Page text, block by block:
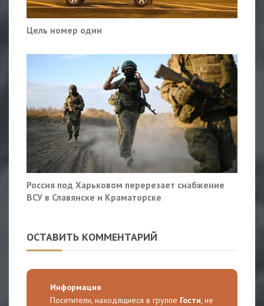
Цель номер один
Россия под Харьковом перерезает снабжение
ВСУ в Славянске и Краматорске
ОСТАВИТЬ КОММЕНТАРИЙ
Информация
Посетители, находящиеся в группе Гости, не